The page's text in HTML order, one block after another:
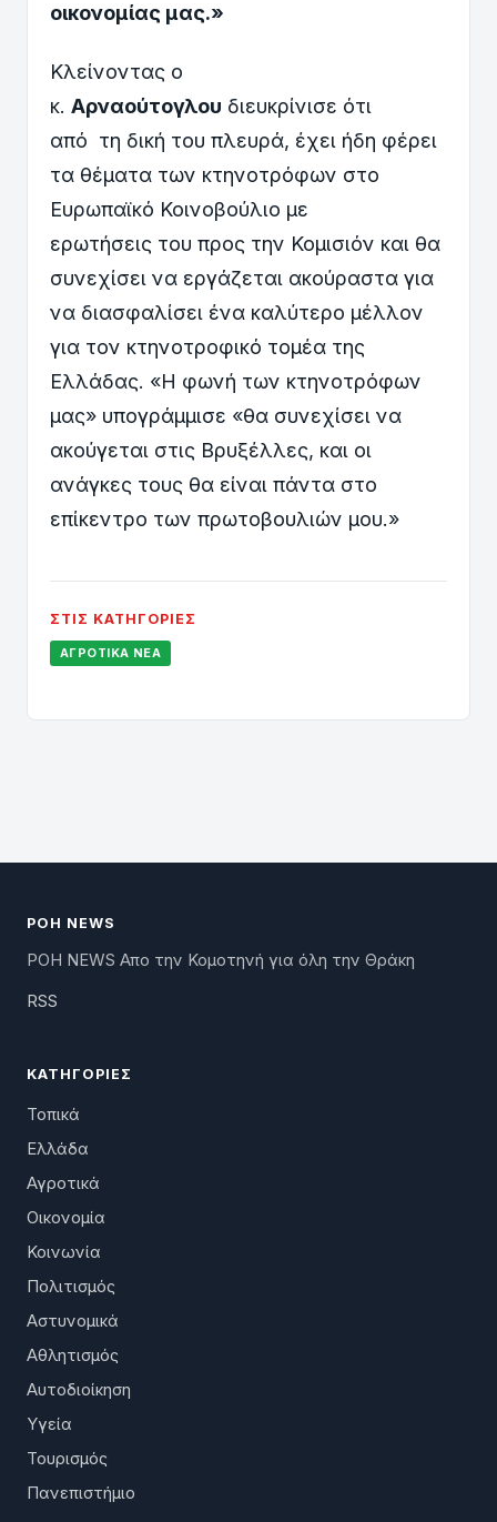
οικονομίας μας.»
Κλείνοντας ο
κ. Αρναούτογλου διευκρίνισε ότι
από τη δική του πλευρά, έχει ήδη φέρει
τα θέματα των κτηνοτρόφων στο
Ευρωπαϊκό Κοινοβούλιο με
ερωτήσεις του προς την Κομισιόν και θα
συνεχίσει να εργάζεται ακούραστα για
να διασφαλίσει ένα καλύτερο μέλλον
για τον κτηνοτροφικό τομέα της
Ελλάδας. «Η φωνή των κτηνοτρόφων
μας» υπογράμμισε «θα συνεχίσει να
ακούγεται στις Βρυξέλλες, και οι
ανάγκες τους θα είναι πάντα στο
επίκεντρο των πρωτοβουλιών μου.»
ΣΤΙΣ ΚΑΤΗΓΟΡΊΕΣ
ΑΓΡΟΤΙΚΆ ΝΈΑ
ΡΟΗ NEWS
ΡΟΗ NEWS Απο την Κομοτηνή για όλη την Θράκη
RSS
ΚΑΤΗΓΟΡΊΕΣ
Τοπικά
Ελλάδα
Αγροτικά
Οικονομία
Κοινωνία
Πολιτισμός
Αστυνομικά
Αθλητισμός
Αυτοδιοίκηση
Υγεία
Τουρισμός
Πανεπιστήμιο